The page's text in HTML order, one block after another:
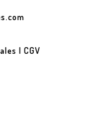
| CGV